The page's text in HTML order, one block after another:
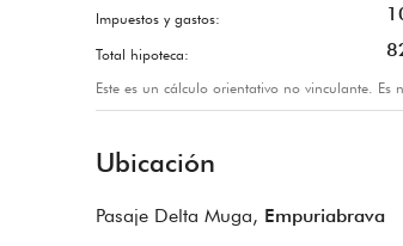
Impuestos y gastos:
Total hipoteca:
Este es un cálculo orientativo no vinculante.
Ubicación
Pasaje Delta Muga, Empuriabrava